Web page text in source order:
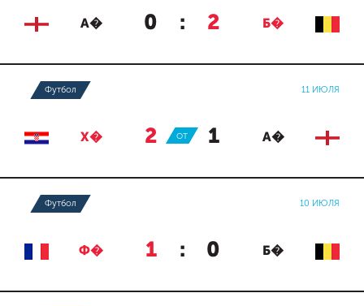
А� 0 : 2 Б�
Футбол 11 ИЮЛЯ
Х� 2 : 1 А�
ОТ
Футбол 10 ИЮЛЯ
Ф� 1 : 0 Б�